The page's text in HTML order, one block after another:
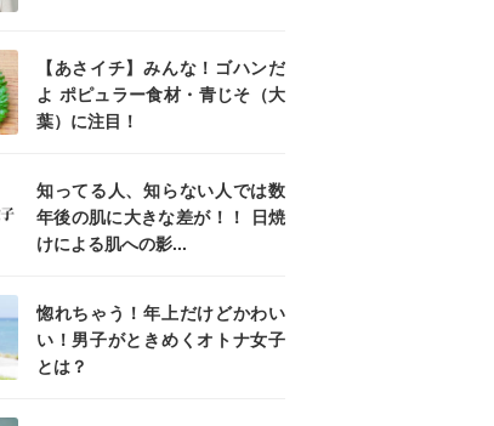
【あさイチ】みんな！ゴハンだ
よ ポピュラー食材・青じそ（大
葉）に注目！
知ってる人、知らない人では数
年後の肌に大きな差が！！ 日焼
けによる肌への影...
惚れちゃう！年上だけどかわい
い！男子がときめくオトナ女子
とは？